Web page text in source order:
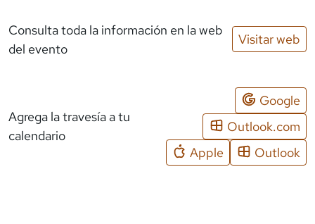
Consulta toda la información en la web
del evento
Visitar web
Agrega la travesía a tu
calendario
Google
Outlook.com
Apple
Outlook